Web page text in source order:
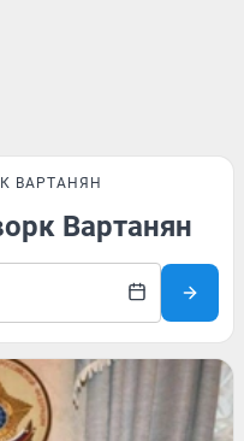
ВАРТАНЯН
Вартанян